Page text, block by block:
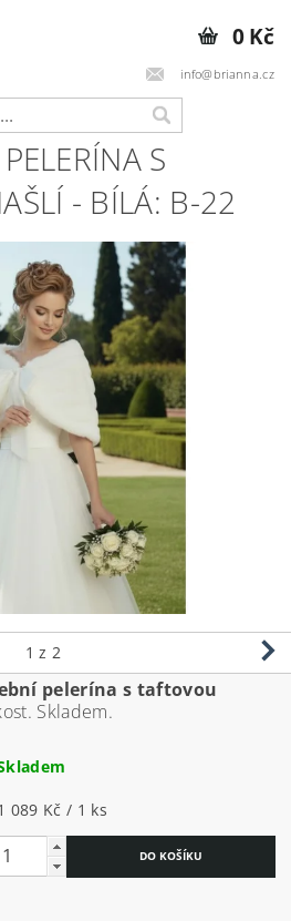
info@brianna.cz
0 Kč
S
- BÍLÁ: B-22
1 z 2
pelerína s taftovou
Skladem.
089 Kč / 1 ks